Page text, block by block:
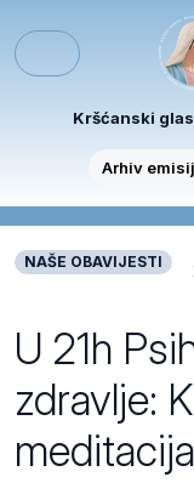
Menu
Kršćanski
Arhiv
NAŠE OBAVIJESTI
U 21h
zdravlje: